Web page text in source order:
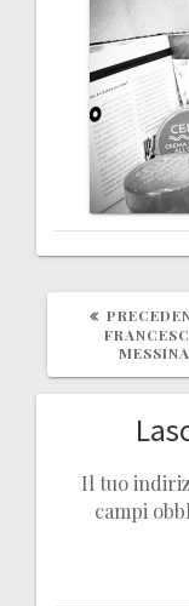
MESSINA
Il tuo
campi